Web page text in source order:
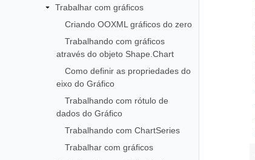
Trabalhar com gráficos
Criando OOXML gráficos do zero
Trabalhando com gráficos
através do objeto Shape.Chart
Como definir as propriedades do
eixo do Gráfico
Trabalhando com rótulo de
dados do Gráfico
Trabalhando com ChartSeries
Trabalhar com gráficos